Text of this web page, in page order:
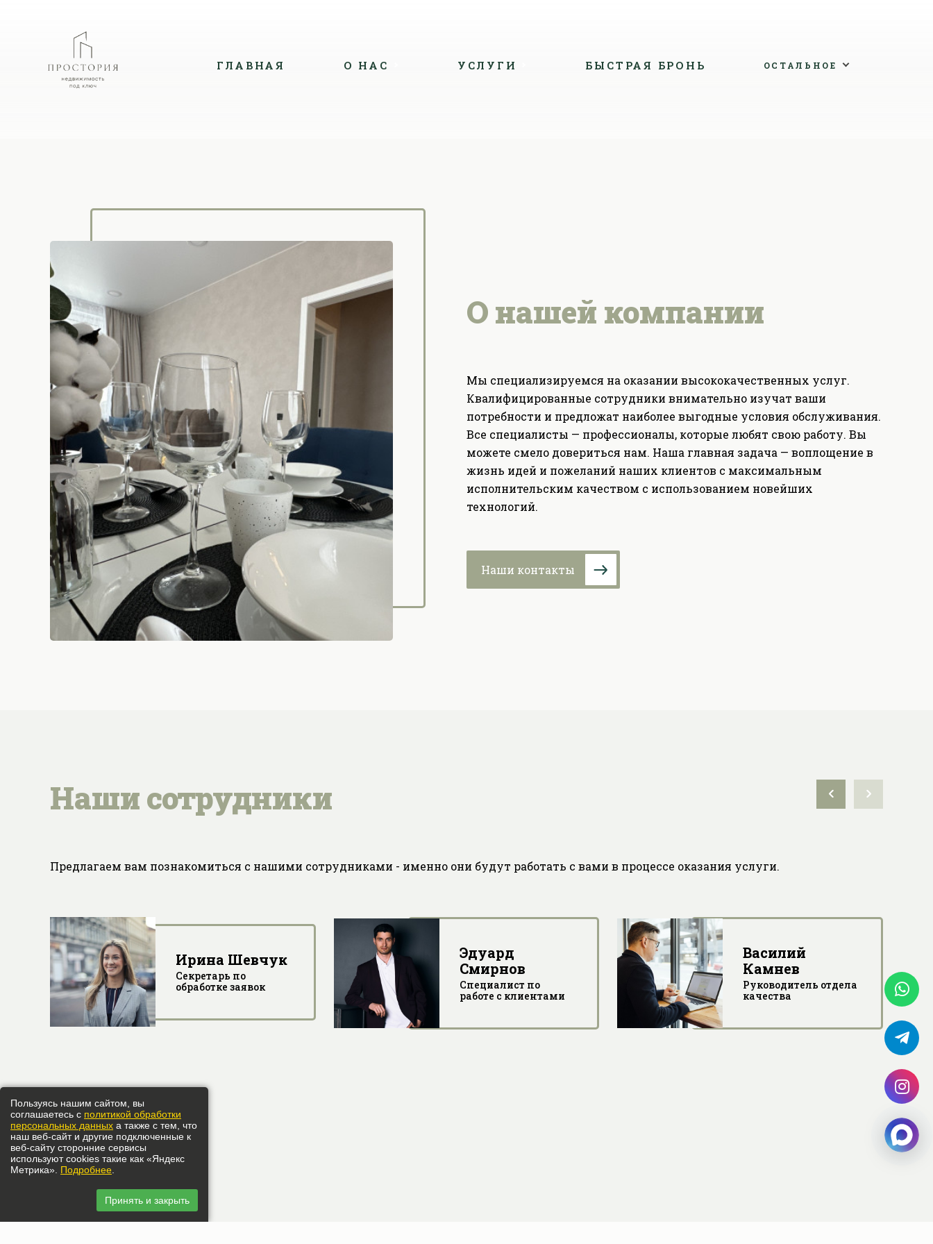
Пользуясь нашим сайтом, вы
соглашаетесь с политикой обработки
персональных данных а также с тем, что
наш веб-сайт и другие подключенные к
веб-сайту сторонние сервисы
используют cookies такие как «Яндекс
Метрика». Подробнее
Принять и закрыть
ГЛАВНАЯ О НАС УСЛУГИ БЫСТРАЯ БРОНЬ ОСТАЛЬНОЕ
О нашей компании
Мы специализируемся на оказании высококачественных услуг.
Квалифицированные сотрудники внимательно изучат ваши
потребности и предложат наиболее выгодные условия обслуживания.
Все специалисты — профессионалы, которые любят свою работу. Вы
можете смело довериться нам. Наша главная задача — воплощение в
жизнь идей и пожеланий наших клиентов с максимальным
исполнительским качеством с использованием новейших
технологий.
Наши контакты
Наши сотрудники
Предлагаем вам познакомиться с нашими сотрудниками - именно они будут работать с вами в процессе оказания услуги.
Ирина Шевчук
Секретарь по
обработке заявок
Эдуард
Смирнов
Специалист по
работе с клиентами
Василий
Камнев
Руководитель отдела
качества